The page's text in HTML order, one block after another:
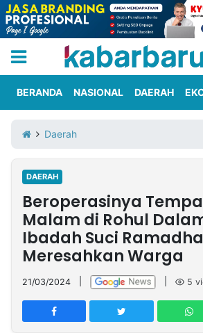
Iklan
Berita
Kami
Nasional
International
Olahraga
Entertainment
Daerah
Pariwisata
Kuliner
Kolom
Network
PT
TREETAN
MULTIMEDIA
INDONESIA
BERANDA NASIONAL DAERAH
Daerah
DAERAH
Beroperasinya
Malam di Rohul
Ibadah Suci
Meresahkan Warga
21/03/2024 5